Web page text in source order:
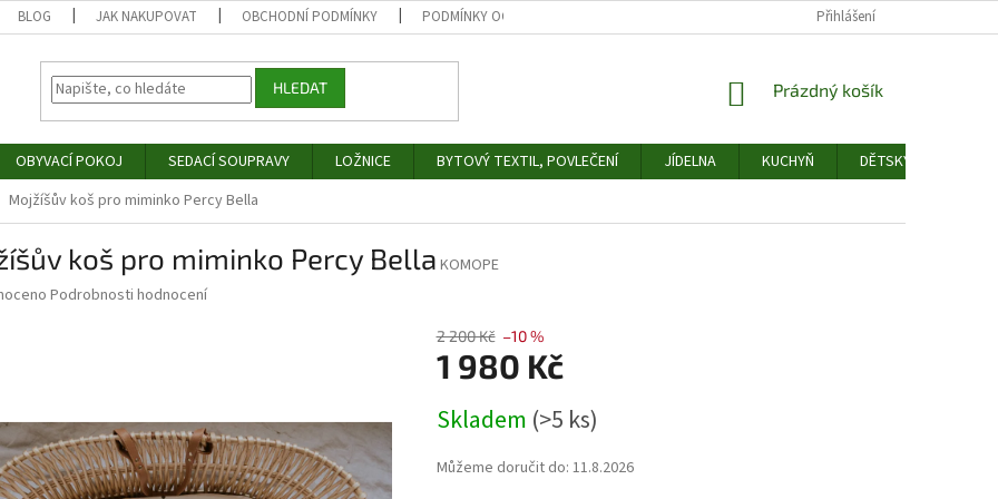
BLOG JAK NAKUPOVAT OBCHODNÍ PODMÍNKY PODMÍNKY OCHRANY OSOBNÍCH ÚDAJŮ ODSTOUPENÍ OD SMLOUVY
Přihlášení
HLEDAT
NÁKUPNÍ
Prázdný košík
OBYVACÍ POKOJ SEDACÍ SOUPRAVY LOŽNICE BYTOVÝ TEXTIL, POVLEČENÍ JÍDELNA KUCHYŇ
DĚTSKÝ POKOJ
Mojžíšův koš pro miminko Percy Bella
koš pro miminko Percy Bella KOMOPE
Podrobnosti hodnocení
2 200 Kč –10 %
1 980 Kč
cena:
Skladem (>5 ks)
Můžeme doručit do: 11.8.2026